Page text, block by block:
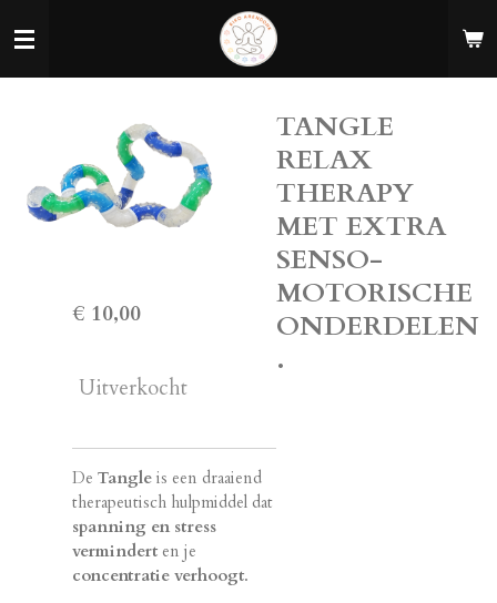
direct
TANGLE
RELAX
THERAPY
MET EXTRA
SENSO-
MOTORISCHE
ONDERDELEN
.
€ 10,00
Uitverkocht
De Tangle is een draaiend
therapeutisch hulpmiddel dat
spanning en stress
vermindert en je
concentratie verhoogt.